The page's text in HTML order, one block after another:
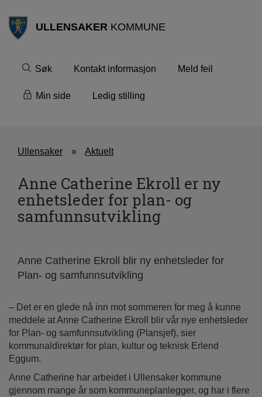
ULLENSAKERKOMMUNE
Søk Kontakt informasjon Meld feil
Min side Ledig stilling
Ullensaker Aktuelt
Anne Catherine Ekroll er ny
enhetsleder for plan- og
samfunnsutvikling
Anne Catherine Ekroll blir ny enhetsleder for
Plan- og samfunnsutvikling
– Det er en glede nå inn mot sommeren for meg å kunne
meddele at Anne Catherine Ekroll blir vår nye enhetsleder
for Plan- og samfunnsutvikling (Plansjef), sier
kommunaldirektør for plan, kultur og teknisk Erlend
Eggum.
Anne Catherine har arbeidet i Ullensaker kommune
gjennom mange år som kommuneplanlegger, og har i flere